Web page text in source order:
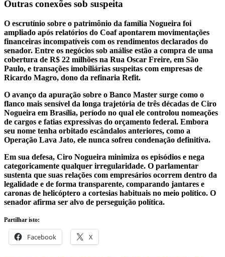
Outras conexões sob suspeita
O escrutínio sobre o patrimônio da família Nogueira foi
ampliado após relatórios do Coaf apontarem movimentações
financeiras incompatíveis com os rendimentos declarados do
senador. Entre os negócios sob análise estão a compra de uma
cobertura de R$ 22 milhões na Rua Oscar Freire, em São
Paulo, e transações imobiliárias suspeitas com empresas de
Ricardo Magro, dono da refinaria Refit.
O avanço da apuração sobre o Banco Master surge como o
flanco mais sensível da longa trajetória de três décadas de Ciro
Nogueira em Brasília, período no qual ele controlou nomeações
de cargos e fatias expressivas do orçamento federal. Embora
seu nome tenha orbitado escândalos anteriores, como a
Operação Lava Jato, ele nunca sofreu condenação definitiva.
Em sua defesa, Ciro Nogueira minimiza os episódios e nega
categoricamente qualquer irregularidade. O parlamentar
sustenta que suas relações com empresários ocorrem dentro da
legalidade e de forma transparente, comparando jantares e
caronas de helicóptero a cortesias habituais no meio político. O
senador afirma ser alvo de perseguição política.
Partilhar isto:
Facebook X